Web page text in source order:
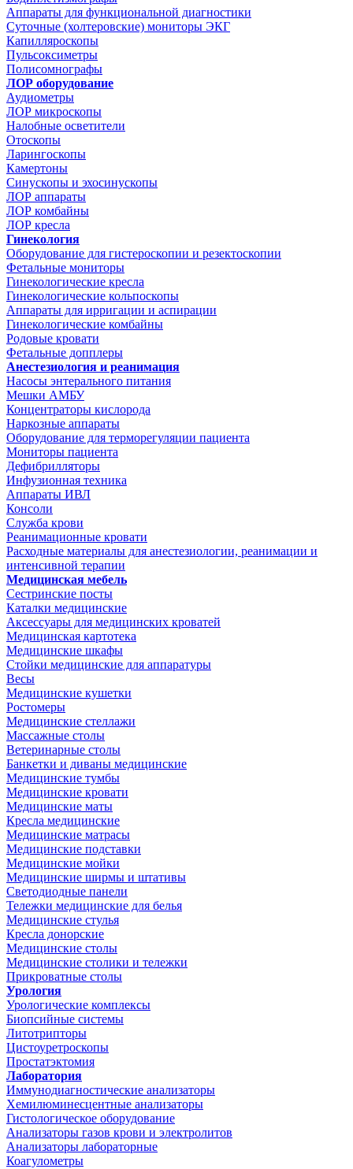
Аппараты для функциональной диагностики
Суточные (холтеровские) мониторы ЭКГ
Капилляроскопы
Пульсоксиметры
Полисомнографы
ЛОР оборудование
Аудиометры
ЛОР микроскопы
Налобные осветители
Отоскопы
Ларингоскопы
Камертоны
Синускопы и эхосинускопы
ЛОР аппараты
ЛОР комбайны
ЛОР кресла
Гинекология
Оборудование для гистероскопии и резектоскопии
Фетальные мониторы
Гинекологические кресла
Гинекологические кольпоскопы
Аппараты для ирригации и аспирации
Гинекологические комбайны
Родовые кровати
Фетальные допплеры
Анестезиология и реанимация
Насосы энтерального питания
Мешки АМБУ
Концентраторы кислорода
Наркозные аппараты
Оборудование для терморегуляции пациента
Мониторы пациента
Дефибрилляторы
Инфузионная техника
Аппараты ИВЛ
Консоли
Служба крови
Реанимационные кровати
Расходные материалы для анестезиологии, реанимации и
интенсивной терапии
Медицинская мебель
Сестринские посты
Каталки медицинские
Аксессуары для медицинских кроватей
Медицинская картотека
Медицинские шкафы
Стойки медицинские для аппаратуры
Весы
Медицинские кушетки
Ростомеры
Медицинские стеллажи
Массажные столы
Ветеринарные столы
Банкетки и диваны медицинские
Медицинские тумбы
Медицинские кровати
Медицинские маты
Кресла медицинские
Медицинские матрасы
Медицинские подставки
Медицинские мойки
Медицинские ширмы и штативы
Светодиодные панели
Тележки медицинские для белья
Медицинские стулья
Кресла донорские
Медицинские столы
Медицинские столики и тележки
Прикроватные столы
Урология
Урологические комплексы
Биопсийные системы
Литотрипторы
Цистоуретроскопы
Простатэктомия
Лаборатория
Иммунодиагностические анализаторы
Хемилюминесцентные анализаторы
Гистологическое оборудование
Анализаторы газов крови и электролитов
Анализаторы лабораторные
Коагулометры